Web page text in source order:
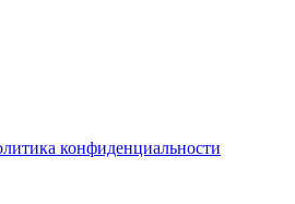
конфиденциальности